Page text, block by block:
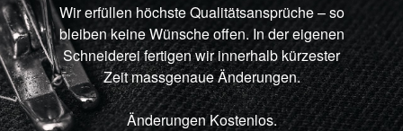
Wir erfüllen höchste Qualitätsansprüche – so
bleiben keine Wünsche offen. In der eigenen
Schneiderei fertigen wir innerhalb kürzester
Zeit massgenaue Änderungen.
Änderungen Kostenlos.